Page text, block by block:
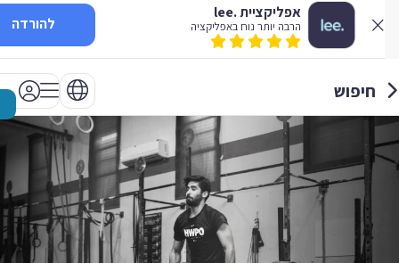
אפליקציית .lee
הרבה יותר נוח באפליקציה להורדה
חיפוש